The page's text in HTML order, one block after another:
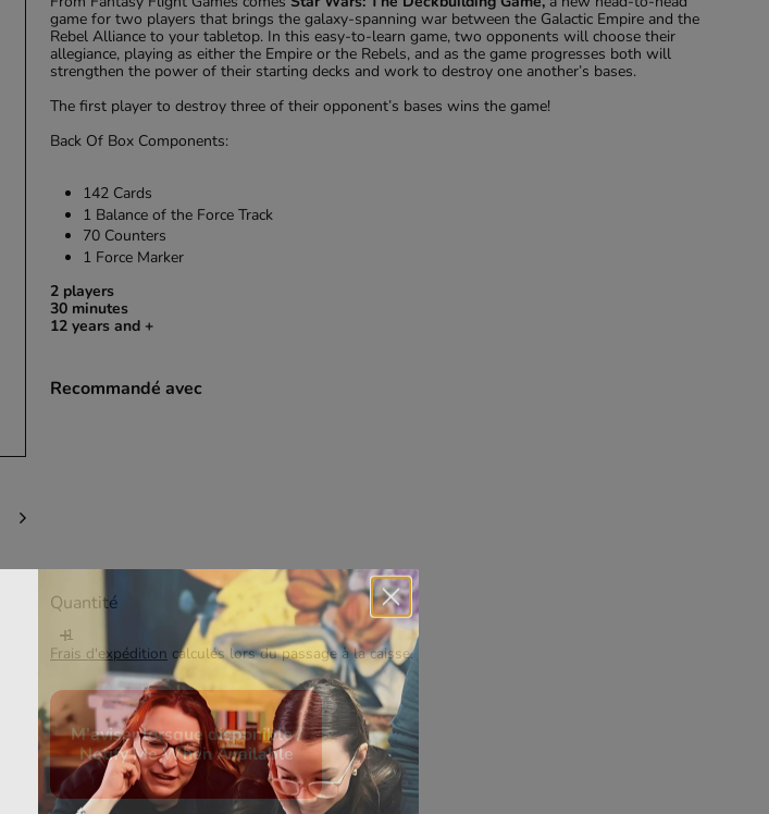
game for two players that brings the galaxy-spanning war between the Galactic Empire and the
Rebel Alliance to your tabletop. In this easy-to-learn game, two opponents will choose their
allegiance, playing as either the Empire or the Rebels, and as the game progresses both will
strengthen the power of their starting decks and work to destroy one another’s bases.
The first player to destroy three of their opponent’s bases wins the game!
Back Of Box Components:
142 Cards
1 Balance of the Force Track
70 Counters
1 Force Marker
2 players
30 minutes
12 years and +
Recommandé avec
Quantité
Frais d'expédition calculés lors du passage à la caisse.
M'aviser lorsque disponible /
Notify Me When Available